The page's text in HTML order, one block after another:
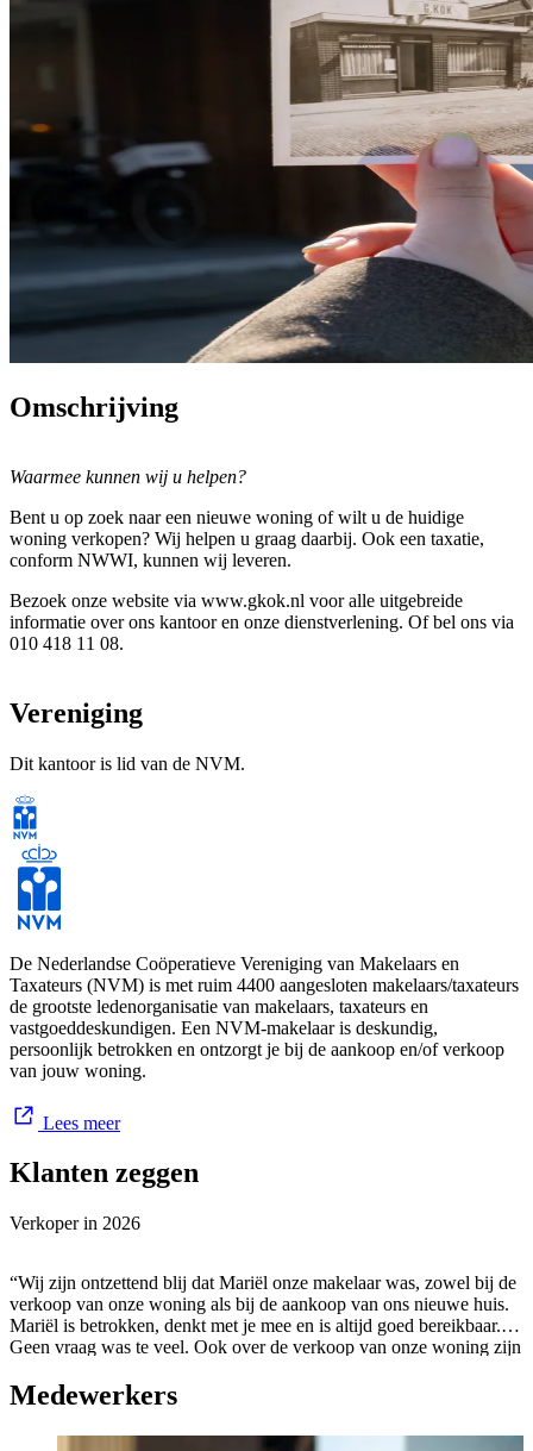
Omschrijving
Waarmee kunnen wij u helpen?
Bent u op zoek naar een nieuwe woning of wilt u de huidige
woning verkopen? Wij helpen u graag daarbij. Ook een taxatie,
conform NWWI, kunnen wij leveren.
Bezoek onze website via www.gkok.nl voor alle uitgebreide
informatie over ons kantoor en onze dienstverlening. Of bel ons via
010 418 11 08.
Vereniging
Dit kantoor is lid van de NVM.
De Nederlandse Coöperatieve Vereniging van Makelaars en
Taxateurs (NVM) is met ruim 4400 aangesloten makelaars/taxateurs
de grootste ledenorganisatie van makelaars, taxateurs en
vastgoeddeskundigen. Een NVM-makelaar is deskundig,
persoonlijk betrokken en ontzorgt je bij de aankoop en/of verkoop
van jouw woning.
Lees meer
Klanten zeggen
Verkoper in 2026
“Wij zijn ontzettend blij dat Mariël onze makelaar was, zowel bij de
verkoop van onze woning als bij de aankoop van ons nieuwe huis.
Mariël is betrokken, denkt met je mee en is altijd goed bereikbaar.
Geen vraag was te veel. Ook over de verkoop van onze woning zijn
verkoopproces was uitstekend geregeld. De professionele fotografie
en video zorgden voor een mooie presentatie van onze woning, wat
zeker heeft bijgedragen aan het succesvolle resultaat. Haar kennis
Medewerkers